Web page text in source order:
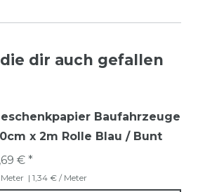
dir auch gefallen
Baufahrzeuge
x 2m Rolle Blau / Bunt
€ *
Meter | 1,34 € / Meter